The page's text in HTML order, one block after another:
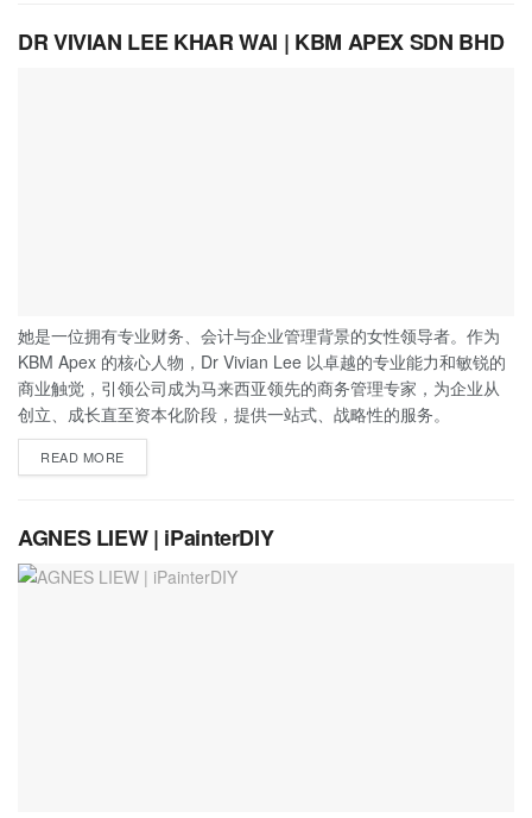
DR VIVIAN LEE KHAR WAI | KBM APEX SDN BHD
她是一位拥有专业财务、会计与企业管理背景的女性领导者。作为
KBM Apex 的核心人物，Dr Vivian Lee 以卓越的专业能力和敏锐的
商业触觉，引领公司成为马来西亚领先的商务管理专家，为企业从
创立、成长直至资本化阶段，提供一站式、战略性的服务。
READ MORE
AGNES LIEW | iPainterDIY